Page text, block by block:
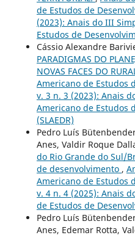
de Estudos de
(2023): Anais do III
Estudos de
Cássio Alexandre
PARADIGMAS DO
NOVAS FACES DO
Americano de Estudos
v. 3 n. 3 (2023): Anais
Americano de Estudos
(SLAEDR)
Pedro Luís
Anes, Valdir Roque
do Rio Grande do Sul/
de desenvolvimento ,
Americano de Estudos
v. 4 n. 4 (2025): Anais
de Estudos de
Pedro Luís
Anes, Edemar Rotta,